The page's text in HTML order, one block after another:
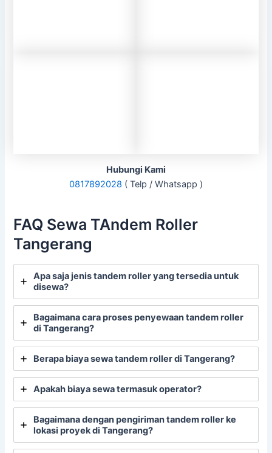
Hubungi Kami
0817892028 ( Telp / Whatsapp )
FAQ Sewa TAndem Roller
Tangerang
Apa saja jenis tandem roller yang tersedia untuk
disewa?
Bagaimana cara proses penyewaan tandem roller
di Tangerang?
Berapa biaya sewa tandem roller di Tangerang?
Apakah biaya sewa termasuk operator?
Bagaimana dengan pengiriman tandem roller ke
lokasi proyek di Tangerang?